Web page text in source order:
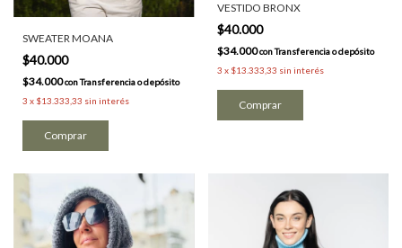
SWEATER MOANA
$40.000
$34.000conTransferencia o depósito
3 x $13.333,33 sin interés
Comprar
VESTIDO BRONX
$40.000
$34.000conTransferencia o depósito
3 x $13.333,33 sin interés
Comprar